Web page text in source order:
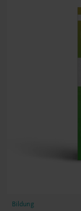
Bildung